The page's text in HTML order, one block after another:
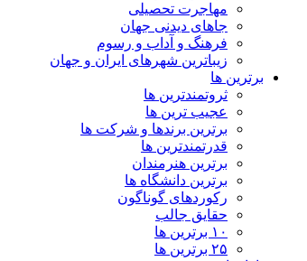
مهاجرت تحصیلی
جاهای دیدنی جهان
فرهنگ و آداب و رسوم
زیباترین شهرهای ایران و جهان
برترین ها
ثروتمندترین ها
عجیب ترین ها
برترین برندها و شرکت ها
قدرتمندترین ها
برترین هنرمندان
برترین دانشگاه ها
رکوردهای گوناگون
حقایق جالب
۱۰ برترین ها
۲۵ برترین ها